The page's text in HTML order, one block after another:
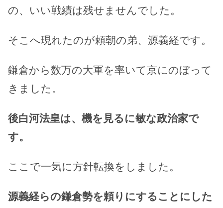
の、いい戦績は残せませんでした。
そこへ現れたのが頼朝の弟、源義経です。
鎌倉から数万の大軍を率いて京にのぼって
きました。
後白河法皇は、機を見るに敏な政治家で
す。
ここで一気に方針転換をしました。
源義経らの鎌倉勢を頼りにすることにした